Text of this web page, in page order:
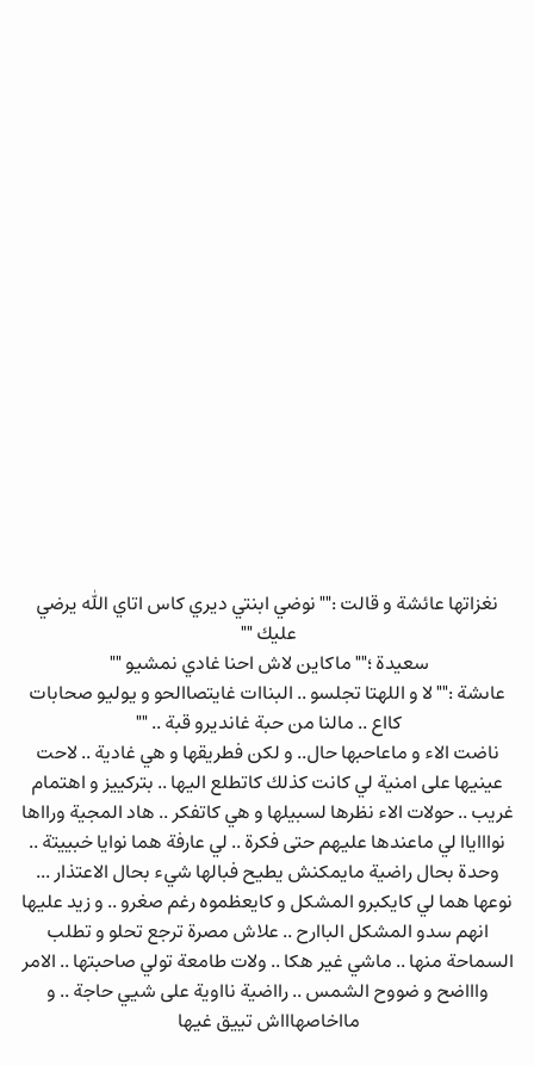
نغزاتها عائشة و قالت :"" نوضي ابنتي ديري كاس اتاي الله يرضي
عليك ""
سعيدة ؛"" ماكاين لاش احنا غادي نمشيو ""
عاىشة :"" لا و اللهتا تجلسو .. البناات غايتصاالحو و يوليو صحابات
كااع .. مالنا من حبة غانديرو قبة .. ""
ناضت الاء و ماعاحبها حال.. و لكن فطريقها و هي غادية .. لاحت
عينيها على امنية لي كانت كذلك كاتطلع اليها .. بتركييز و اهتمام
غريب .. حولات الاء نظرها لسبيلها و هي كاتفكر .. هاد المجية ورااها
نواااياا لي ماعندها عليهم حتى فكرة .. لي عارفة هما نوايا خبييتة ..
وحدة بحال راضية مايمكنش يطيح فبالها شيء بحال الاعتذار ...
نوعها هما لي كايكبرو المشكل و كايعظموه رغم صغرو .. و زيد عليها
انهم سدو المشكل الباارح .. علاش مصرة ترجع تحلو و تطلب
السماحة منها .. ماشي غير هكا .. ولات طامعة تولي صاحبتها .. الامر
واااضح و ضووح الشمس .. رااضية نااوية على شيي حاجة .. و
مااخاصهاااش تييق غيها